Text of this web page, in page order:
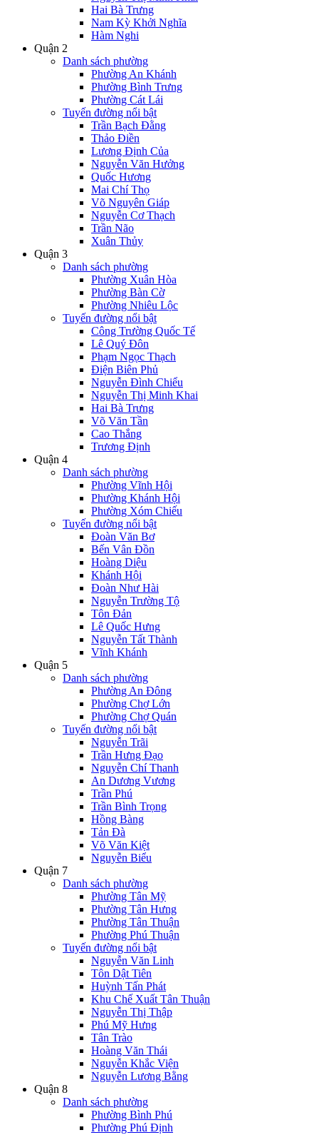
Hai Bà Trưng
Nam Kỳ Khởi Nghĩa
Hàm Nghi
Quận 2
Danh sách phường
Phường An Khánh
Phường Bình Trưng
Phường Cát Lái
Tuyến đường nổi bật
Trần Bạch Đằng
Thảo Điền
Lương Định Của
Nguyễn Văn Hưởng
Quốc Hương
Mai Chí Thọ
Võ Nguyên Giáp
Nguyễn Cơ Thạch
Trần Não
Xuân Thủy
Quận 3
Danh sách phường
Phường Xuân Hòa
Phường Bàn Cờ
Phường Nhiêu Lộc
Tuyến đường nổi bật
Công Trường Quốc Tế
Lê Quý Đôn
Phạm Ngọc Thạch
Điện Biên Phủ
Nguyễn Đình Chiểu
Nguyễn Thị Minh Khai
Hai Bà Trưng
Võ Văn Tần
Cao Thắng
Trương Định
Quận 4
Danh sách phường
Phường Vĩnh Hội
Phường Khánh Hội
Phường Xóm Chiếu
Tuyến đường nổi bật
Đoàn Văn Bơ
Bến Vân Đồn
Hoàng Diệu
Khánh Hội
Đoàn Như Hài
Nguyễn Trường Tộ
Tôn Đản
Lê Quốc Hưng
Nguyễn Tất Thành
Vĩnh Khánh
Quận 5
Danh sách phường
Phường An Đông
Phường Chợ Lớn
Phường Chợ Quán
Tuyến đường nổi bật
Nguyễn Trãi
Trần Hưng Đạo
Nguyễn Chí Thanh
An Dương Vương
Trần Phú
Trần Bình Trọng
Hồng Bàng
Tản Đà
Võ Văn Kiệt
Nguyễn Biểu
Quận 7
Danh sách phường
Phường Tân Mỹ
Phường Tân Hưng
Phường Tân Thuận
Phường Phú Thuận
Tuyến đường nổi bật
Nguyễn Văn Linh
Tôn Dật Tiên
Huỳnh Tấn Phát
Khu Chế Xuất Tân Thuận
Nguyễn Thị Thập
Phú Mỹ Hưng
Tân Trào
Hoàng Văn Thái
Nguyễn Khắc Viện
Nguyễn Lương Bằng
Quận 8
Danh sách phường
Phường Bình Phú
Phường Phú Định